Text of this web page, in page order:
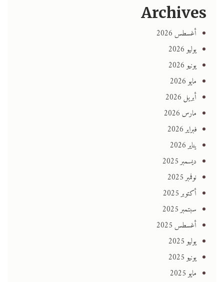
Archives
أغسطس 2026
يوليو 2026
يونيو 2026
مايو 2026
أبريل 2026
مارس 2026
فبراير 2026
يناير 2026
ديسمبر 2025
نوفمبر 2025
أكتوبر 2025
سبتمبر 2025
أغسطس 2025
يوليو 2025
يونيو 2025
مايو 2025